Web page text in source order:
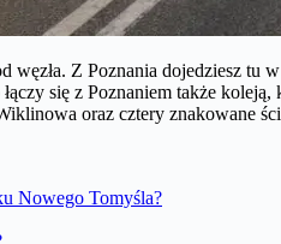
Z Poznania dojedziesz
się z Poznaniem także
oraz cztery znakowane
Nowego Tomyśla?